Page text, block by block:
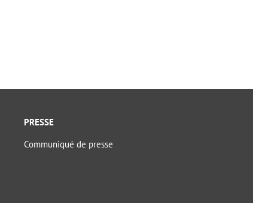
PRESSE
Communiqué de presse